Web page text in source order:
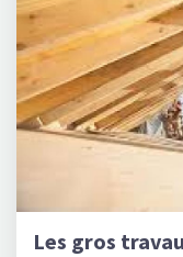
Les gros